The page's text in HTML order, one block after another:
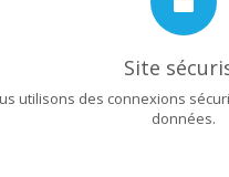
Site
utilisons des connexions
données.